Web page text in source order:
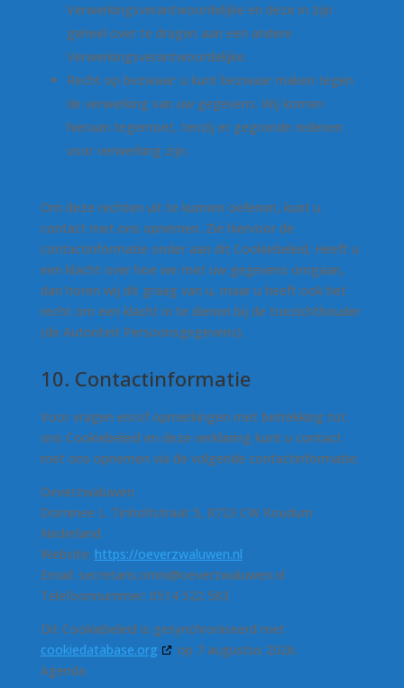
Verwerkingsverantwoordelijke en deze in zijn
geheel over te dragen aan een andere
Verwerkingsverantwoordelijke.
Recht op bezwaar: u kunt bezwaar maken tegen
de verwerking van uw gegevens. Wij komen
hieraan tegemoet, tenzij er gegronde redenen
voor verwerking zijn.
Om deze rechten uit te kunnen oefenen, kunt u
contact met ons opnemen. Zie hiervoor de
contactinformatie onder aan dit Cookiebeleid. Heeft u
een klacht over hoe we met uw gegevens omgaan,
dan horen wij dit graag van u, maar u heeft ook het
recht om een klacht in te dienen bij de toezichthouder
(de Autoriteit Persoonsgegevens).
10. Contactinformatie
Voor vragen en/of opmerkingen met betrekking tot
ons Cookiebeleid en deze verklaring kunt u contact
met ons opnemen via de volgende contactinformatie:
Oeverzwaluwen
Dominee L. Tinholtstraat 5, 8723 CW Koudum
Nederland
Website: https://oeverzwaluwen.nl
Email: secretaris.omni@oeverzwaluwen.nl
Telefoonnummer: 0514 522 583
Dit Cookiebeleid is gesynchroniseerd met
cookiedatabase.org
op 7 augustus 2026.
Agenda